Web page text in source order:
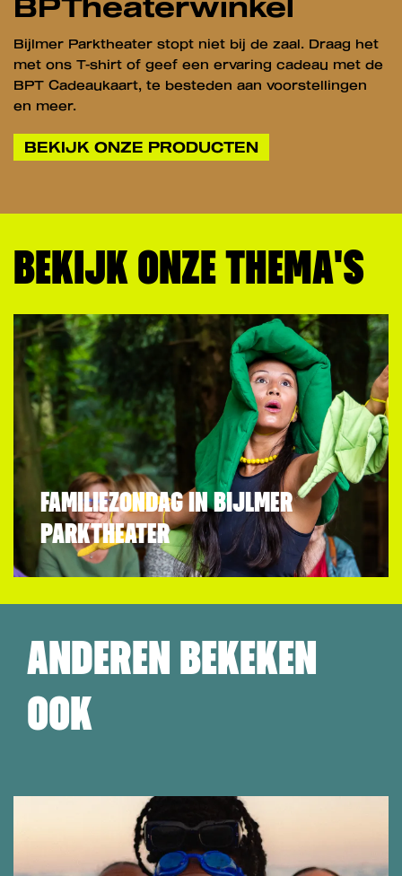
BPTheaterwinkel
Bijlmer Parktheater stopt niet bij de zaal. Draag het
met ons T-shirt of geef een ervaring cadeau met de
BPT Cadeaukaart, te besteden aan voorstellingen
en meer.
BEKIJK ONZE PRODUCTEN
BEKIJK ONZE THEMA'S
FAMILIEZONDAG IN BIJLMER
PARKTHEATER
ANDEREN BEKEKEN
OOK